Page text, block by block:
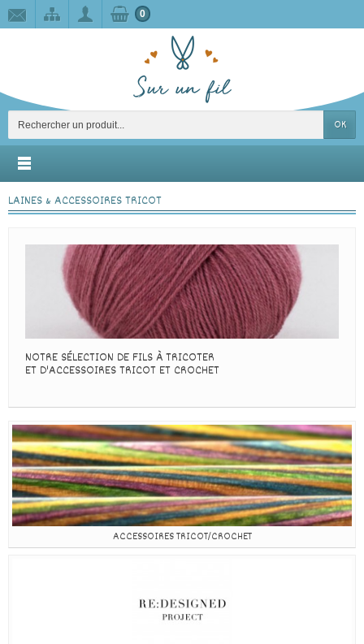
OK
0
LAINES & ACCESSOIRES TRICOT
NOTRE SÉLECTION DE FILS À TRICOTER
ET D'ACCESSOIRES TRICOT ET CROCHET
ACCESSOIRES TRICOT/CROCHET